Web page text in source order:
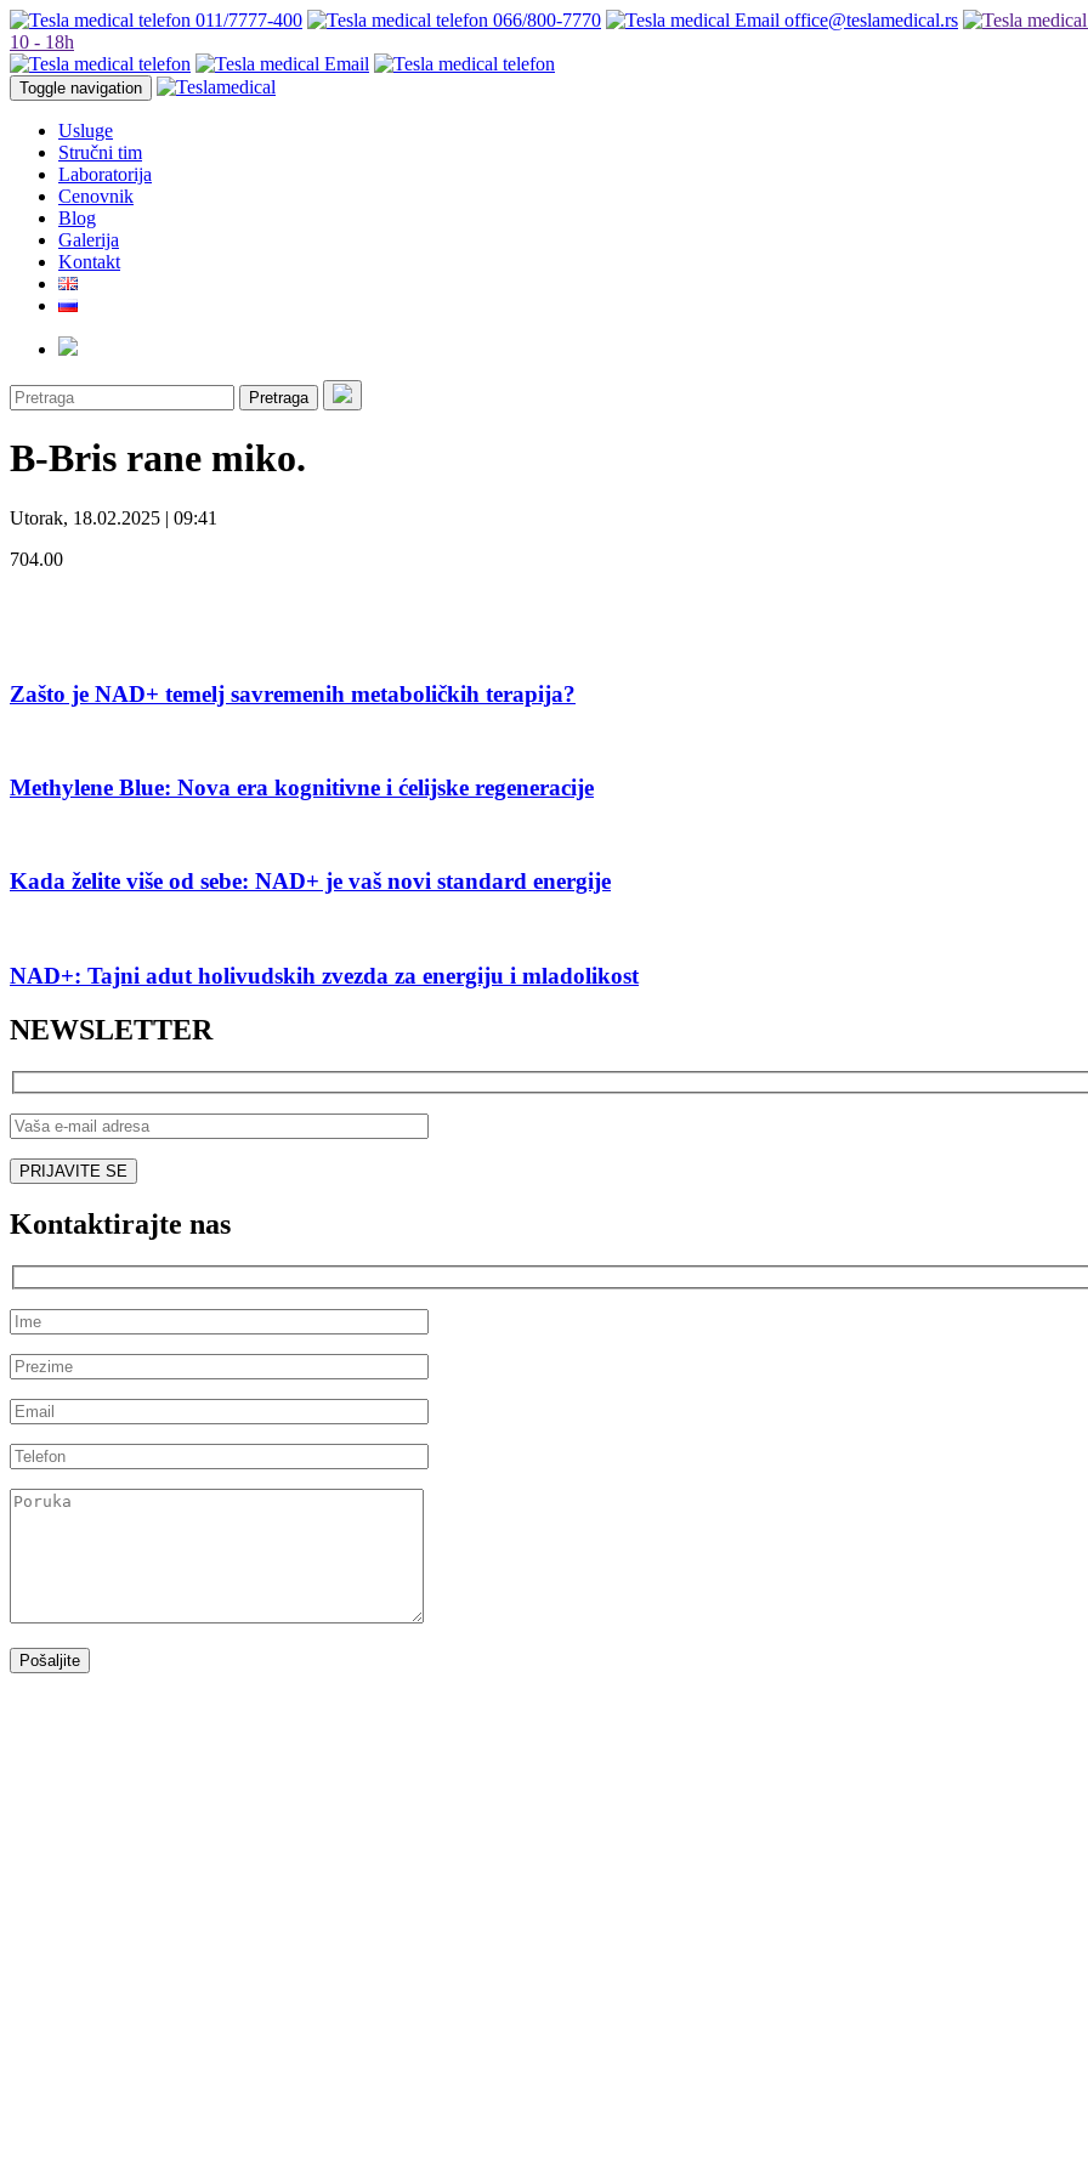
011/7777-400 066/800-7770 office@teslamedical.rs
10 - 18h
Toggle navigation
Usluge
Stručni tim
Laboratorija
Cenovnik
Blog
Galerija
Kontakt
Pretraga
B-Bris rane miko.
Utorak, 18.02.2025 | 09:41
704.00
Zašto je NAD+ temelj savremenih metaboličkih terapija?
Methylene Blue: Nova era kognitivne i ćelijske regeneracije
Kada želite više od sebe: NAD+ je vaš novi standard energije
NAD+: Tajni adut holivudskih zvezda za energiju i mladolikost
NEWSLETTER
Kontaktirajte nas